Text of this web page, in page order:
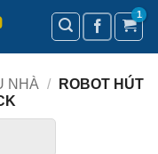
NHÀ /
ROBOT HÚT